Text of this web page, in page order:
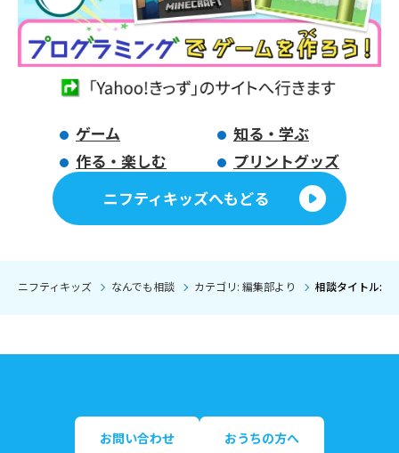
ゲーム
知る・学ぶ
作る・楽しむ
プリントグッズ
ニフティキッズへもどる
ニフティキッズ なんでも相談 カテゴリ: 編集部より 相談タイトル:
お問い合わせ おうちの方へ